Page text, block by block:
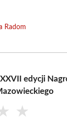
Radom
edycji
★